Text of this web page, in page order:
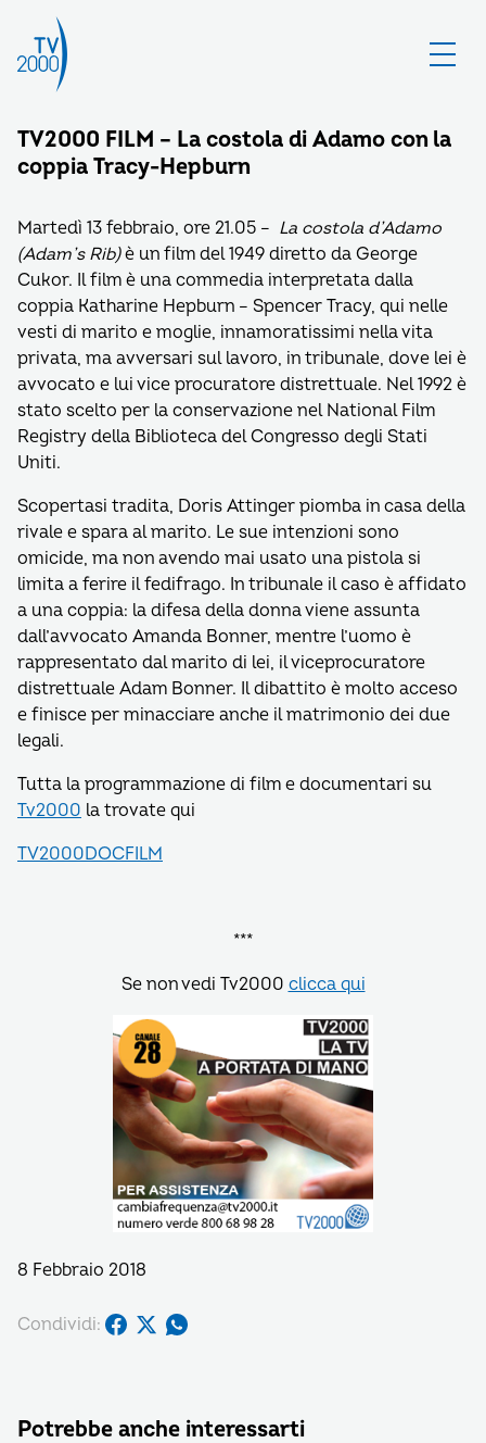
TV2000 FILM – La costola di Adamo con la
coppia Tracy-Hepburn
Martedì 13 febbraio, ore 21.05 – La costola d’Adamo
(Adam’s Rib)è un film del 1949 diretto da George
Cukor. Il film è una commedia interpretata dalla
coppia Katharine Hepburn – Spencer Tracy, qui nelle
vesti di marito e moglie, innamoratissimi nella vita
privata, ma avversari sul lavoro, in tribunale, dove lei è
avvocato e lui vice procuratore distrettuale. Nel 1992 è
stato scelto per la conservazione nel National Film
Registry della Biblioteca del Congresso degli Stati
Uniti.
Scopertasi tradita, Doris Attinger piomba in casa della
rivale e spara al marito. Le sue intenzioni sono
omicide, ma non avendo mai usato una pistola si
limita a ferire il fedifrago. In tribunale il caso è affidato
a una coppia: la difesa della donna viene assunta
dall’avvocato Amanda Bonner, mentre l’uomo è
rappresentato dal marito di lei, il viceprocuratore
distrettuale Adam Bonner. Il dibattito è molto acceso
e finisce per minacciare anche il matrimonio dei due
legali.
Tutta la programmazione di film e documentari su
Tv2000 la trovate qui
TV2000DOCFILM
***
Se non vedi Tv2000 clicca qui
8 Febbraio 2018
Condividi:
Potrebbe anche interessarti